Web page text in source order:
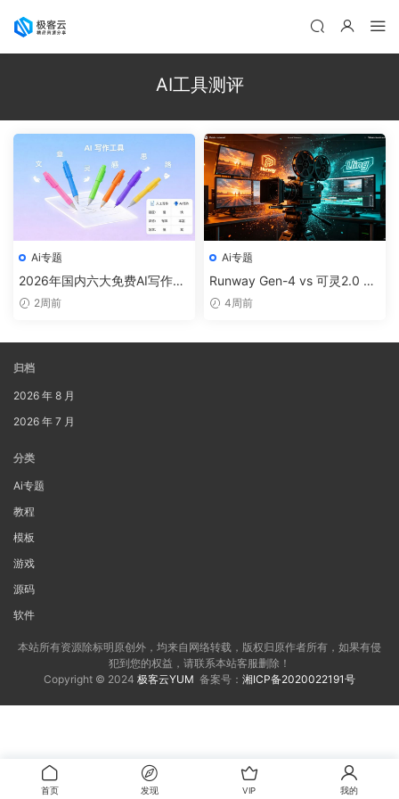
AI工具测评
Ai专题
2026年国内六大免费AI写作工
具实测：DeepSeek、Kimi、
2周前
Ai专题
Runway Gen-4 vs 可灵2.0 vs
Pika 2.0：2026下半年AI视频
4周前
归档
2026 年 8 月
2026 年 7 月
分类
Ai专题
教程
模板
游戏
源码
软件
本站所有资源除标明原创外，均来自网络转载，版权归原作者所有，如果有侵
犯到您的权益，请联系本站客服删除！
Copyright © 2024 极客云YUM 备案号： 湘ICP备2020022191号
首页 发现 VIP 我的